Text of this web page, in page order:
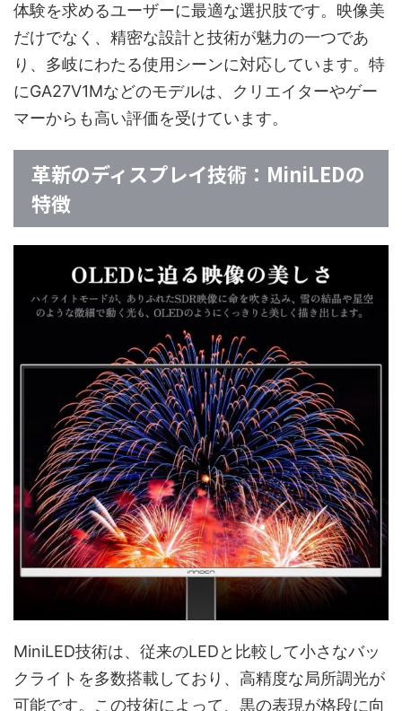
体験を求めるユーザーに最適な選択肢です。映像美
だけでなく、精密な設計と技術が魅力の一つであ
り、多岐にわたる使用シーンに対応しています。特
にGA27V1Mなどのモデルは、クリエイターやゲー
マーからも高い評価を受けています。
革新のディスプレイ技術：MiniLEDの
特徴
MiniLED技術は、従来のLEDと比較して小さなバッ
クライトを多数搭載しており、高精度な局所調光が
可能です。この技術によって、黒の表現が格段に向